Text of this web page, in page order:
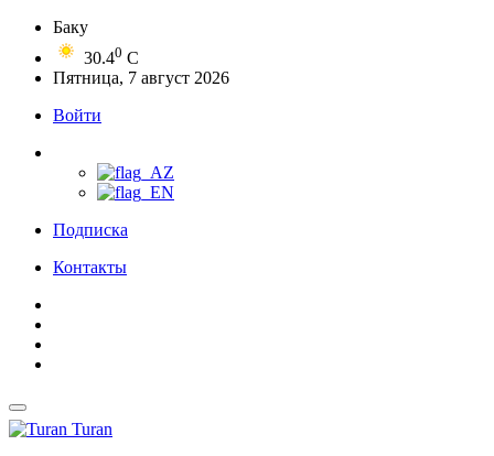
Баку
30.40 C
Пятница, 7 август 2026
Войти
Подписка
Контакты
Turan